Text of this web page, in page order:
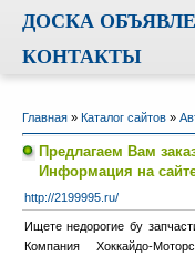
ДОСКА
КОНТАКТЫ
Главная» Каталог сайтов»
Предлагаем Вам
Информация на
http://2199995.ru/
Ищете недорогие бу
Компания Хоккайдо-